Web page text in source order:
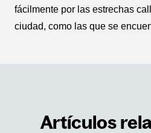
fácilmente por las estrechas
ciudad, como las que se
Artículos